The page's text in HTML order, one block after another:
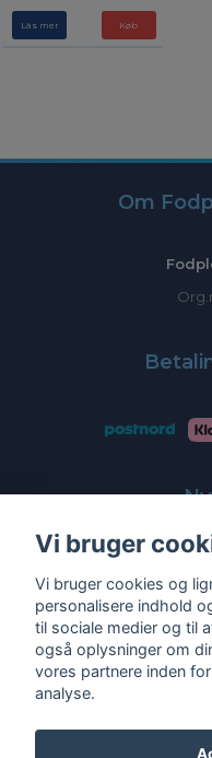
Läs mer Køb
Om
Få de nyeste tilbud og
E-post
Vi bruger
Vi bruger cookies og
personalisere indhold
til sociale medier og til
også oplysninger om
vores partnere inden
analyse.